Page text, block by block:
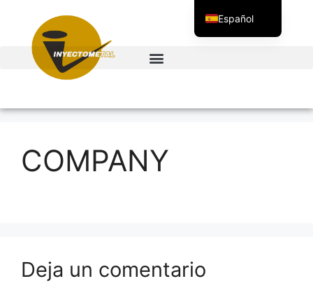
COMPANY
Deja un comentario
Español